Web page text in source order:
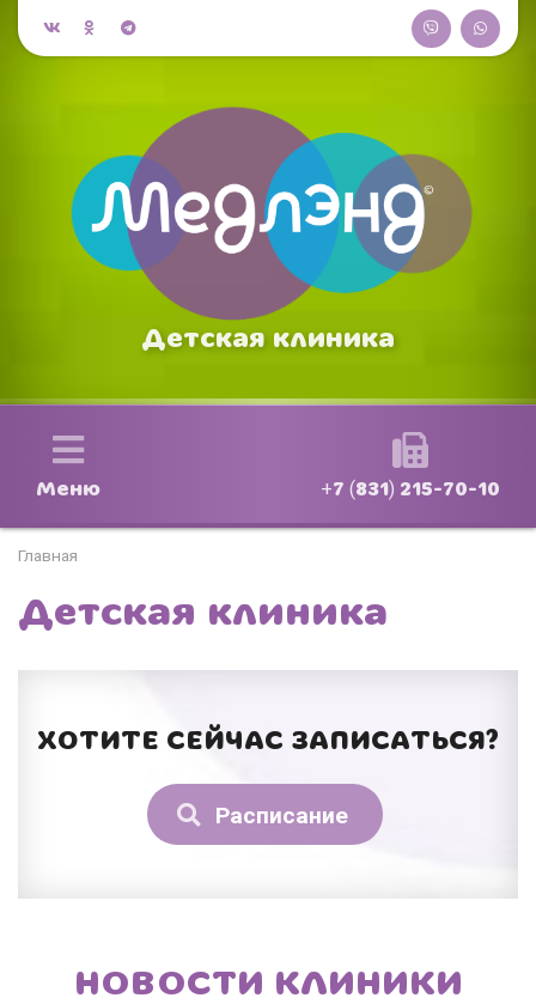
Детская клиника
Меню +7 (831) 215-70-10
Главная
Детская клиника
ХОТИТЕ СЕЙЧАС ЗАПИСАТЬСЯ?
Расписание
НОВОСТИ КЛИНИКИ